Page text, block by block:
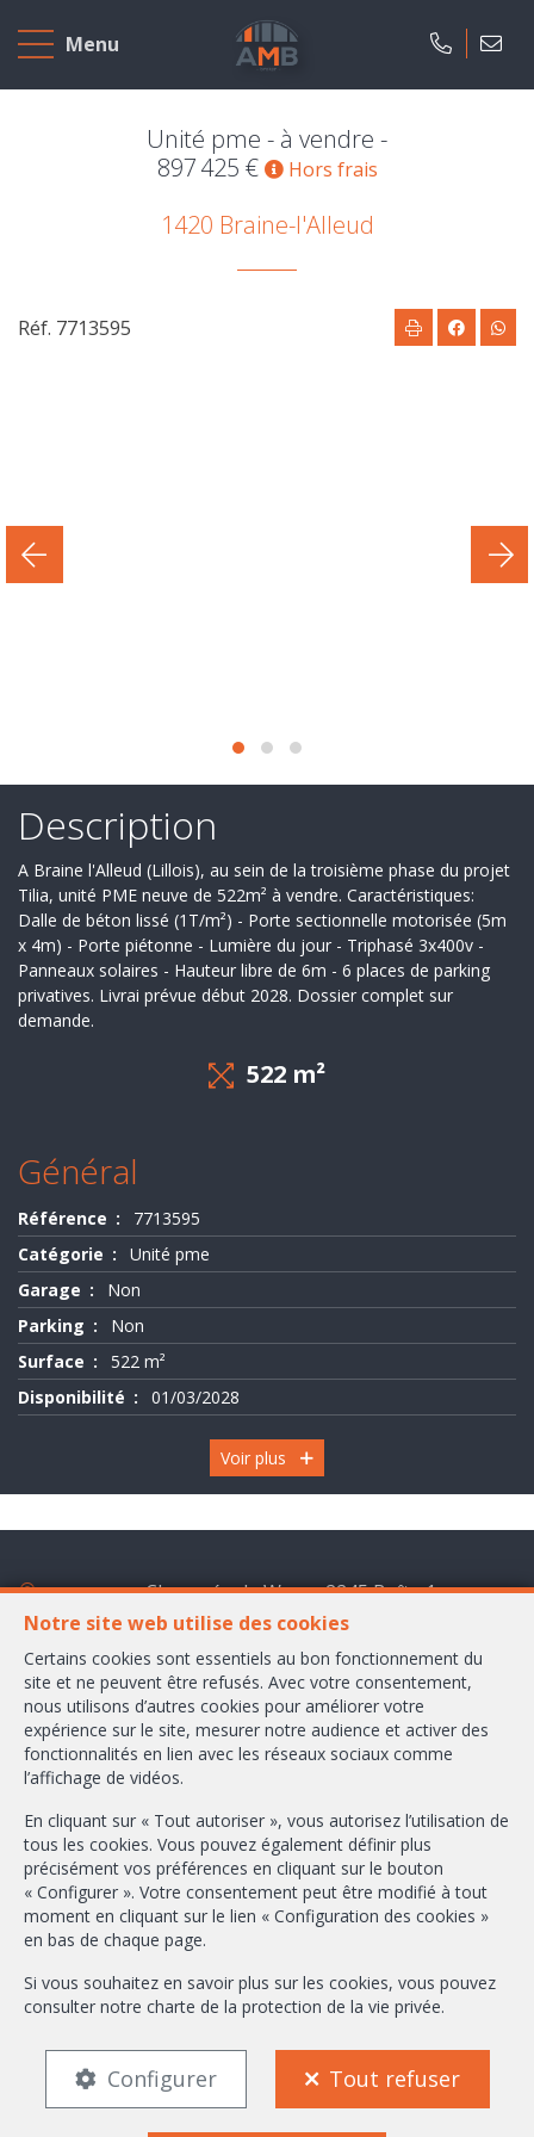
Menu
Accueil
A
vendre
neufs
deals
Ils
nous
font
confiance
Contact
Evaluation
Expertise
Unité pme - à vendre -
897 425 €
Hors frais
1420 Braine-l'Alleud
Description
A Braine l'Alleud (Lillois), au sein de la troisième phase du projet
Tilia, unité PME neuve de 522m² à vendre. Caractéristiques:
Dalle de béton lissé (1T/m²) - Porte sectionnelle motorisée (5m
x 4m) - Porte piétonne - Lumière du jour - Triphasé 3x400v -
Panneaux solaires - Hauteur libre de 6m - 6 places de parking
privatives. Livrai prévue début 2028. Dossier complet sur
demande.
522 m²
Général
Référence
7713595
Catégorie
Unité pme
Garage
Non
Parking
Non
Surface
522 m²
Disponibilité
01/03/2028
Voir plus
Réf. 7713595
Notre site web utilise des cookies
Certains cookies sont essentiels au bon fonctionnement du
site et ne peuvent être refusés. Avec votre consentement,
nous utilisons d’autres cookies pour améliorer votre
expérience sur le site, mesurer notre audience et activer des
fonctionnalités en lien avec les réseaux sociaux comme
l’affichage de vidéos.
En cliquant sur « Tout autoriser », vous autorisez l’utilisation de
tous les cookies. Vous pouvez également définir plus
précisément vos préférences en cliquant sur le bouton
« Configurer ». Votre consentement peut être modifié à tout
moment en cliquant sur le lien « Configuration des cookies »
en bas de chaque page.
Si vous souhaitez en savoir plus sur les cookies, vous pouvez
consulter notre charte de la protection de la vie privée.
Configurer Tout refuser
Chaussée de Wavre 2245 Boîte 1
1160 Bruxelles
+32-2/658.24.52
info@ambbroker.be
Agent immobilier intermédiaire agréé IPI sous le numéro 503.610 en
Instance de contrôle: Institut professionnel des agents immobiliers, rue
du Luxembourg 16B, 1000 Bruxelles (+32 2 505 38 50 - info@ipi.be) -
Soumis aucode déontologique de l’ IPI
RC professionnelle et cautionnement via AXA Belgium SA, Place du Trône
1, 1000 Bruxelles – police n° 730.390.160. Couverture valable pour les
Conditions générales d'utilisation du site
Configuration des cookies